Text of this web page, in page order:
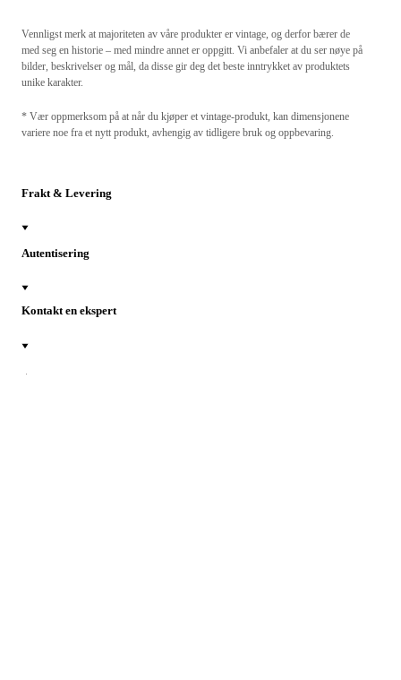
Vennligst merk at majoriteten av våre produkter er vintage, og derfor bærer de
med seg en historie – med mindre annet er oppgitt. Vi anbefaler at du ser nøye på
bilder, beskrivelser og mål, da disse gir deg det beste inntrykket av produktets
unike karakter.
* Vær oppmerksom på at når du kjøper et vintage-produkt, kan dimensjonene
variere noe fra et nytt produkt, avhengig av tidligere bruk og oppbevaring.
Frakt & Levering
Autentisering
Kontakt en ekspert